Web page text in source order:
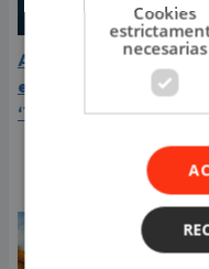
Aria Vega conquista
el lanzamiento de
‘Tototo (+4)’
Cookies
necesarias